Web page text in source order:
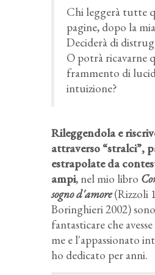
Chi leggerà tutte
pagine, dopo la
Deciderà di
O potrà ricavarne
frammento di
intuizione?
Rileggendola e
attraverso “stralci”,
estrapolate da
ampi, nel mio libro
sogno d'amore(Rizzoli
Boringhieri 2002)
fantasticare che
me e l'appassionato
ho dedicato per anni.